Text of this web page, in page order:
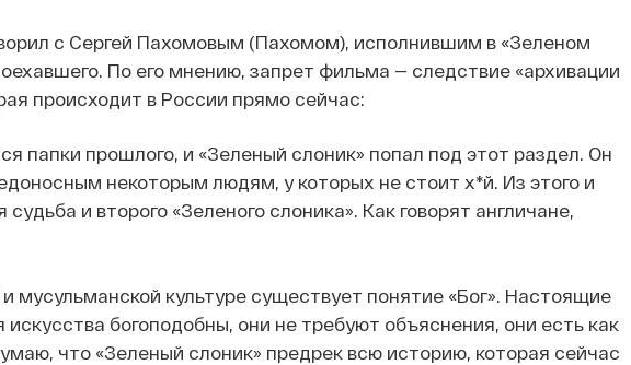
с Сергей Пахомовым (Пахомом), исполнившим в «Зеленом
По его мнению, запрет фильма — следствие «архивации
происходит в России прямо сейчас:
папки прошлого, и «Зеленый слоник» попал под этот раздел. Он
некоторым людям, у которых не стоит х*й. Из этого и
и второго «Зеленого слоника». Как говорят англичане,
мусульманской культуре существует понятие «Бог». Настоящие
искусства богоподобны, они не требуют объяснения, они есть как
что «Зеленый слоник» предрек всю историю, которая сейчас